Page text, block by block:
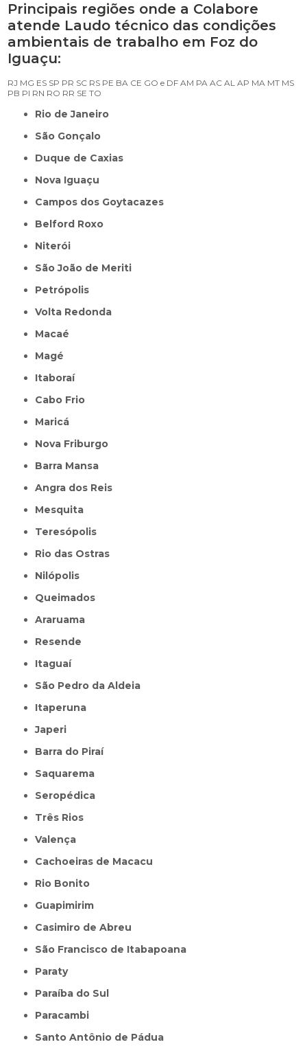
Principais regiões onde a Colabore
atende Laudo técnico das condições
ambientais de trabalho em Foz do
Iguaçu:
RJ MG ES SP PR SC RS PE BA CE GO e DF AM PA AC AL AP MA MT MS
PB PI RN RO RR SE TO
Rio de Janeiro
São Gonçalo
Duque de Caxias
Nova Iguaçu
Campos dos Goytacazes
Belford Roxo
Niterói
São João de Meriti
Petrópolis
Volta Redonda
Macaé
Magé
Itaboraí
Cabo Frio
Maricá
Nova Friburgo
Barra Mansa
Angra dos Reis
Mesquita
Teresópolis
Rio das Ostras
Nilópolis
Queimados
Araruama
Resende
Itaguaí
São Pedro da Aldeia
Itaperuna
Japeri
Barra do Piraí
Saquarema
Seropédica
Três Rios
Valença
Cachoeiras de Macacu
Rio Bonito
Guapimirim
Casimiro de Abreu
São Francisco de Itabapoana
Paraty
Paraíba do Sul
Paracambi
Santo Antônio de Pádua